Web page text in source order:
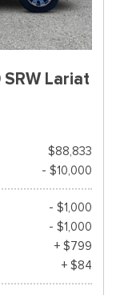
Lariat
$88,833
- $10,000
- $1,000
- $1,000
+ $799
+ $84